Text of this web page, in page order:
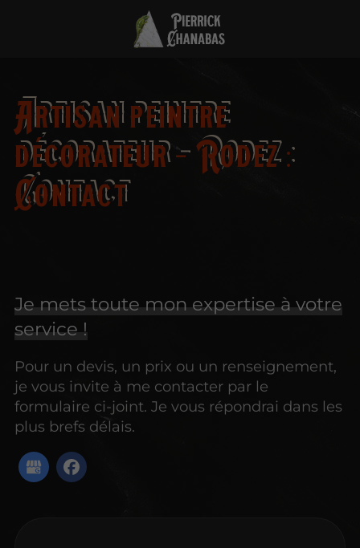
Artisan peintre
décorateur – Rodez :
Contact
Je mets toute mon expertise à votre
service !
Pour un devis, un prix ou un renseignement,
je vous invite à me contacter par le
formulaire ci-joint. Je vous répondrai dans les
plus brefs délais.